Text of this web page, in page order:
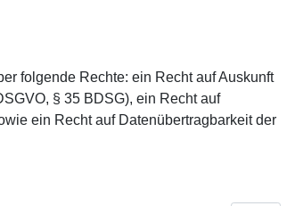
folgende Rechte: ein Recht auf Auskunft
§ 35 BDSG), ein Recht auf
ein Recht auf Datenübertragbarkeit der